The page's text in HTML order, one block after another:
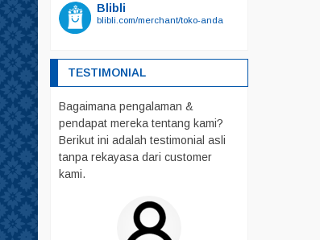
Friskies
whiskas
Pakaian
Parfum
Pelebat Bulu
Sendok PUP
Shampoo
Blibli
blibli.com/merchant/toko-anda
TESTIMONIAL
Bagaimana pengalaman &
pendapat mereka tentang kami?
Berikut ini adalah testimonial asli
tanpa rekayasa dari customer
kami.